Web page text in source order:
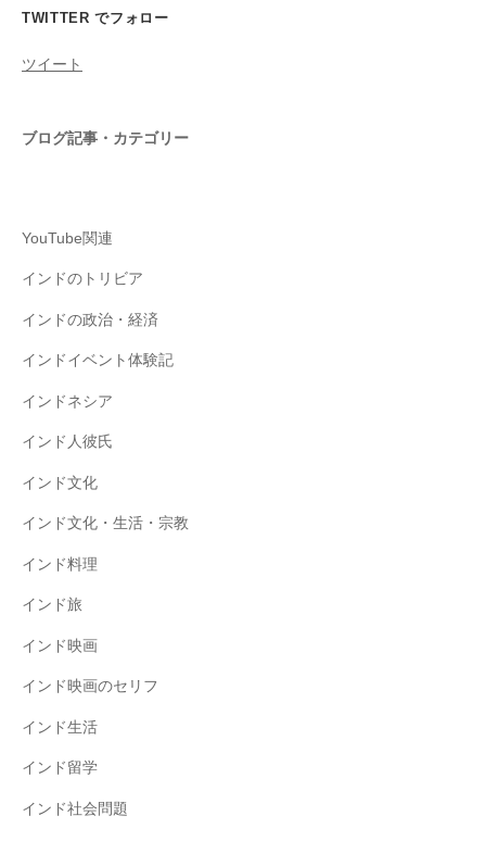
TWITTER でフォロー
ツイート
ブログ記事・カテゴリー
YouTube関連
インドのトリビア
インドの政治・経済
インドイベント体験記
インドネシア
インド人彼氏
インド文化
インド文化・生活・宗教
インド料理
インド旅
インド映画
インド映画のセリフ
インド生活
インド留学
インド社会問題